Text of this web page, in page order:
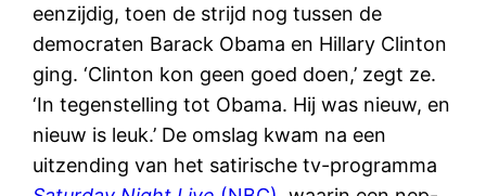
eenzijdig, toen de strijd nog tussen de
democraten Barack Obama en Hillary Clinton
ging. ‘Clinton kon geen goed doen,’ zegt ze.
‘In tegenstelling tot Obama. Hij was nieuw, en
nieuw is leuk.’ De omslag kwam na een
uitzending van het satirische tv-programma